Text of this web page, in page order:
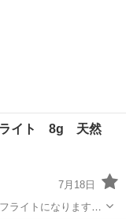
イト 8g 天然
7月18日
イトになります。